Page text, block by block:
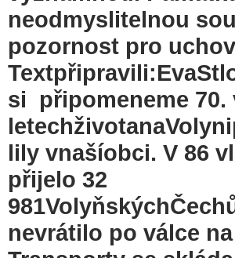
neodmyslitelnou
pozornost pro
si připomeneme
lily vnašíobci. V 86
přijelo 32
nevrátilo po válce